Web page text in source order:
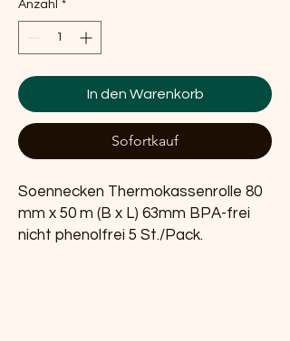
Anzahl *
In den Warenkorb
Sofortkauf
Soennecken Thermokassenrolle 80
mm x 50 m (B x L) 63mm BPA-frei
nicht phenolfrei 5 St./Pack.